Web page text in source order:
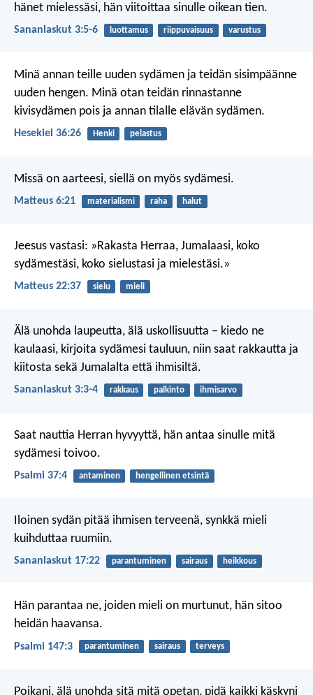
hänet mielessäsi, hän viitoittaa sinulle oikean tien.
Sananlaskut 3:5-6 luottamus riippuvaisuus varustus
Minä annan teille uuden sydämen ja teidän sisimpäänne
uuden hengen. Minä otan teidän rinnastanne
kivisydämen pois ja annan tilalle elävän sydämen.
Hesekiel 36:26 Henki pelastus
Missä on aarteesi, siellä on myös sydämesi.
Matteus 6:21 materialismi raha halut
Jeesus vastasi: »Rakasta Herraa, Jumalaasi, koko
sydämestäsi, koko sielustasi ja mielestäsi.»
Matteus 22:37 sielu mieli
Älä unohda laupeutta, älä uskollisuutta – kiedo ne
kaulaasi, kirjoita sydämesi tauluun, niin saat rakkautta ja
kiitosta sekä Jumalalta että ihmisiltä.
Sananlaskut 3:3-4 rakkaus palkinto ihmisarvo
Saat nauttia Herran hyvyyttä, hän antaa sinulle mitä
sydämesi toivoo.
Psalmi 37:4 antaminen hengellinen etsintä
Iloinen sydän pitää ihmisen terveenä, synkkä mieli
kuihduttaa ruumiin.
Sananlaskut 17:22 parantuminen sairaus heikkous
Hän parantaa ne, joiden mieli on murtunut, hän sitoo
heidän haavansa.
Psalmi 147:3 parantuminen sairaus terveys
Poikani, älä unohda sitä mitä opetan, pidä kaikki käskyni